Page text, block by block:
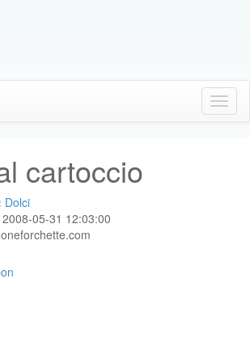
Click
Me
cartoccio
Dolci
2008-05-31 12:03:00